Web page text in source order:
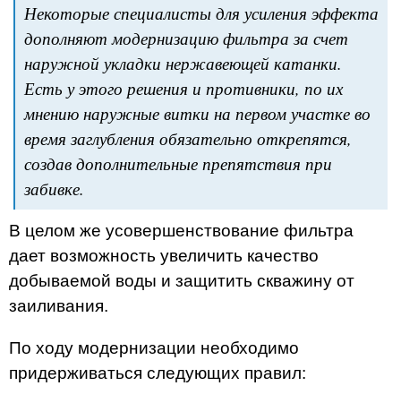
Некоторые специалисты для усиления эффекта
дополняют модернизацию фильтра за счет
наружной укладки нержавеющей катанки.
Есть у этого решения и противники, по их
мнению наружные витки на первом участке во
время заглубления обязательно открепятся,
создав дополнительные препятствия при
забивке.
В целом же усовершенствование фильтра
дает возможность увеличить качество
добываемой воды и защитить скважину от
заиливания.
По ходу модернизации необходимо
придерживаться следующих правил: